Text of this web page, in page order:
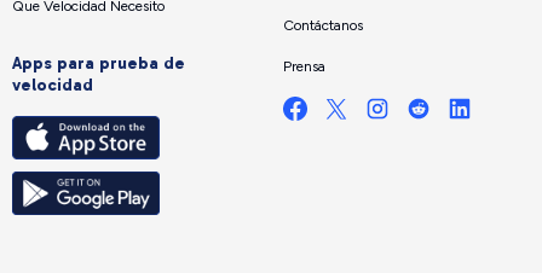
Que Velocidad Necesito
Apps para prueba de
velocidad
Contáctanos
Prensa